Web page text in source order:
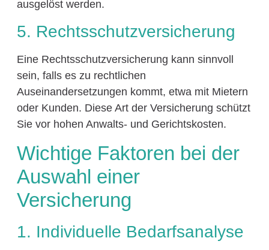
ausgelöst werden.
5. Rechtsschutzversicherung
Eine Rechtsschutzversicherung kann sinnvoll
sein, falls es zu rechtlichen
Auseinandersetzungen kommt, etwa mit Mietern
oder Kunden. Diese Art der Versicherung schützt
Sie vor hohen Anwalts- und Gerichtskosten.
Wichtige Faktoren bei der
Auswahl einer
Versicherung
1. Individuelle Bedarfsanalyse